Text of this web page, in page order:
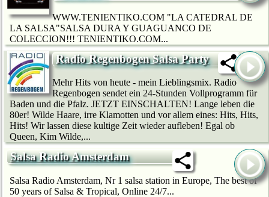
WWW.TENIENTIKO.COM "LA CATEDRAL DE
LA SALSA"SALSA DURA Y GUAGUANCO DE
COLECCION!!! TENIENTIKO.COM...
Radio Regenbogen Salsa Party
Mehr Hits von heute - mein Lieblingsmix. Radio
Regenbogen sendet ein 24-Stunden Vollprogramm für
Baden und die Pfalz. JETZT EINSCHALTEN! Lange leben die
80er! Wilde Haare, irre Klamotten und vor allem eines: Hits, Hits,
Hits! Wir lassen diese kultige Zeit wieder aufleben! Egal ob
Queen, Kim Wilde,...
Salsa Radio Amsterdam
Salsa Radio Amsterdam, Nr 1 salsa station in Europe, The best of
50 years of Salsa & Tropical, Online 24/7...